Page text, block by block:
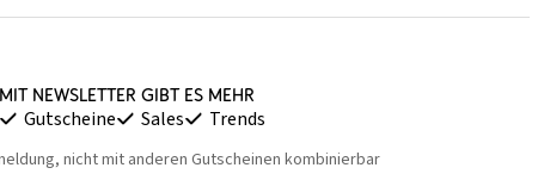
Newsletter gibt es mehr
Gutscheine Sales Trends
nicht mit anderen Gutscheinen kombinierbar